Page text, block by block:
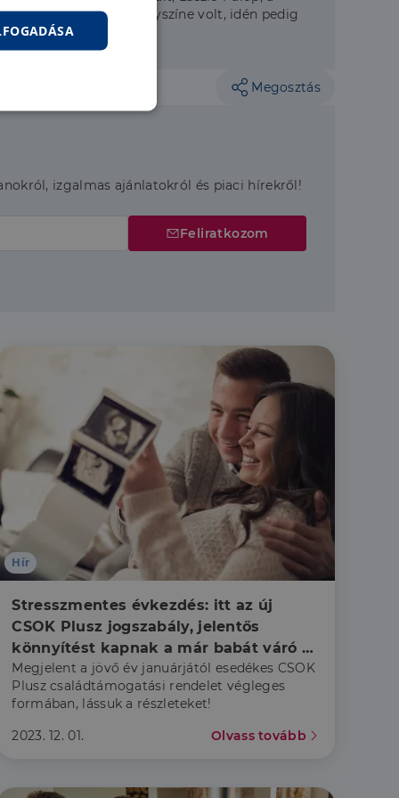
filmek forgatási helyszíne volt, idén pedig
Megosztás
izgalmas ajánlatokról és piaci hírekről!
Feliratkozom
Hír
Stresszmentes évkezdés: itt az új
CSOK Plusz jogszabály, jelentős
könnyítést kapnak a már babát váró
családok is
Megjelent a jövő év januárjától esedékes CSOK
Plusz családtámogatási rendelet végleges
formában, lássuk a részleteket!
2023. 12. 01.
Olvass tovább
és a
való
a látogatói cookie-
a Cookie-
- amely jelentős
Ez a
minden
hogy a
amelyet a
például valós
amelyet a
hogy a tárolt